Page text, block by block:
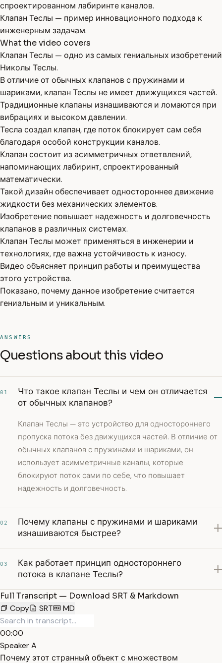
спроектированном лабиринте каналов.
Клапан Теслы — пример инновационного подхода к
инженерным задачам.
What the video covers
Клапан Теслы — одно из самых гениальных изобретений
Николы Теслы.
В отличие от обычных клапанов с пружинами и
шариками, клапан Теслы не имеет движущихся частей.
Традиционные клапаны изнашиваются и ломаются при
вибрациях и высоком давлении.
Тесла создал клапан, где поток блокирует сам себя
благодаря особой конструкции каналов.
Клапан состоит из асимметричных ответвлений,
напоминающих лабиринт, спроектированный
математически.
Такой дизайн обеспечивает одностороннее движение
жидкости без механических элементов.
Изобретение повышает надежность и долговечность
клапанов в различных системах.
Клапан Теслы может применяться в инженерии и
технологиях, где важна устойчивость к износу.
Видео объясняет принцип работы и преимущества
этого устройства.
Показано, почему данное изобретение считается
гениальным и уникальным.
ANSWERS
Questions about this video
01
Что такое клапан Теслы и чем он отличается
от обычных клапанов?
Клапан Теслы — это устройство для одностороннего
пропуска потока без движущихся частей. В отличие от
обычных клапанов с пружинами и шариками, он
использует асимметричные каналы, которые
блокируют поток сами по себе, что повышает
надежность и долговечность.
02
Почему клапаны с пружинами и шариками
изнашиваются быстрее?
03
Как работает принцип одностороннего
потока в клапане Теслы?
Full Transcript — Download SRT & Markdown
Copy
SRT MD
00:00
Speaker A
Почему этот странный объект с множеством